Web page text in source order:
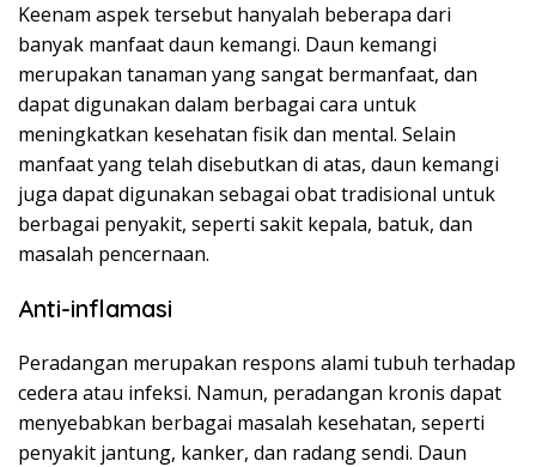
Keenam aspek tersebut hanyalah beberapa dari
banyak manfaat daun kemangi. Daun kemangi
merupakan tanaman yang sangat bermanfaat, dan
dapat digunakan dalam berbagai cara untuk
meningkatkan kesehatan fisik dan mental. Selain
manfaat yang telah disebutkan di atas, daun kemangi
juga dapat digunakan sebagai obat tradisional untuk
berbagai penyakit, seperti sakit kepala, batuk, dan
masalah pencernaan.
Anti-inflamasi
Peradangan merupakan respons alami tubuh terhadap
cedera atau infeksi. Namun, peradangan kronis dapat
menyebabkan berbagai masalah kesehatan, seperti
penyakit jantung, kanker, dan radang sendi. Daun